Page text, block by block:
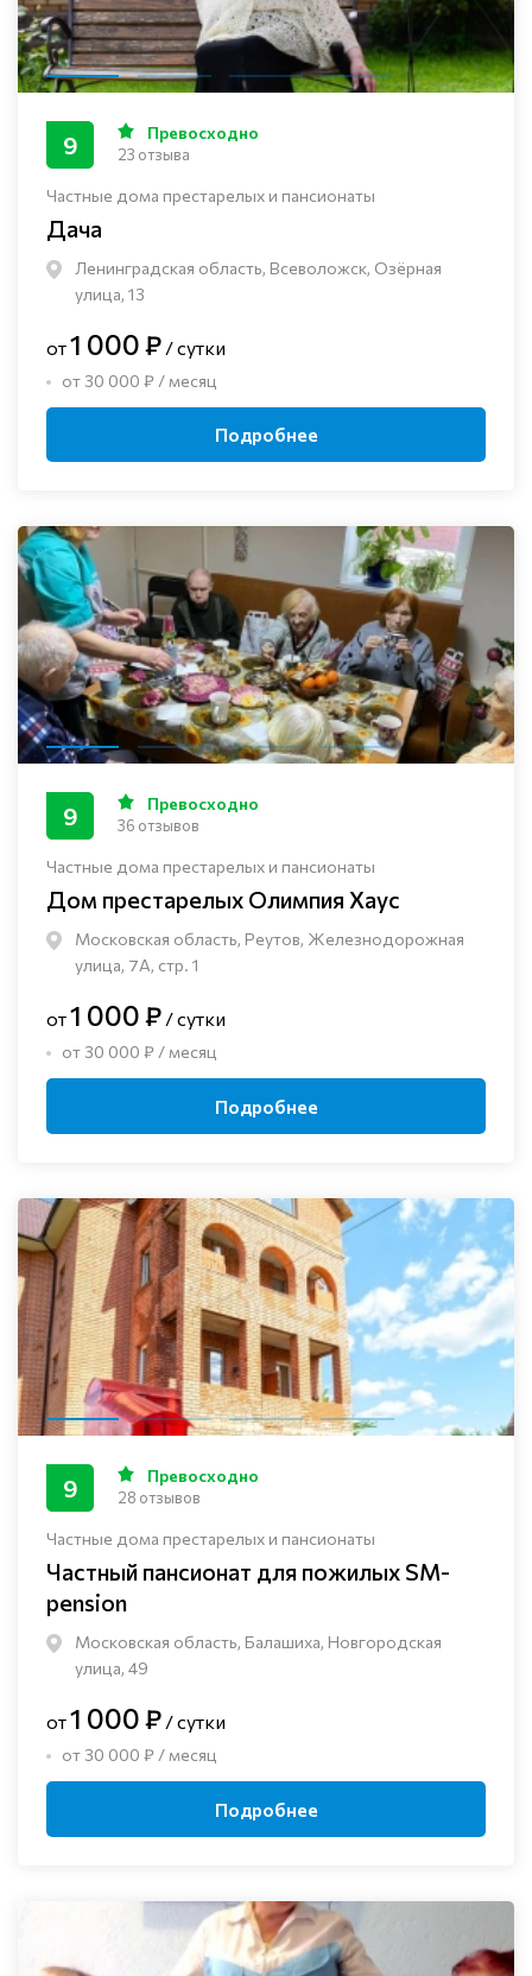
Частные дома престарелых и пансионаты
Дача
Ленинградская область, Всеволожск, Озёрная
улица, 13
9 Превосходно
23 отзыва
от1 000 ₽ / сутки
от 30 000 ₽ / месяц
Подробнее
Частные дома престарелых и пансионаты
Дом престарелых Олимпия Хаус
Московская область, Реутов, Железнодорожная
улица, 7А, стр. 1
9 Превосходно
36 отзывов
от1 000 ₽ / сутки
от 30 000 ₽ / месяц
Подробнее
Частные дома престарелых и пансионаты
Частный пансионат для пожилых SM-
pension
Московская область, Балашиха, Новгородская
улица, 49
9 Превосходно
28 отзывов
от1 000 ₽ / сутки
от 30 000 ₽ / месяц
Подробнее